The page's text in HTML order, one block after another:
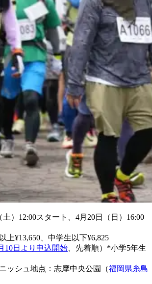
土）12:00スタート、4月20日（日）16:00
上¥13,650、中学生以下¥6,825
10日より申込開始 、先着順）*小学5年生
ッシュ地点：志摩中央公園（福岡県糸島